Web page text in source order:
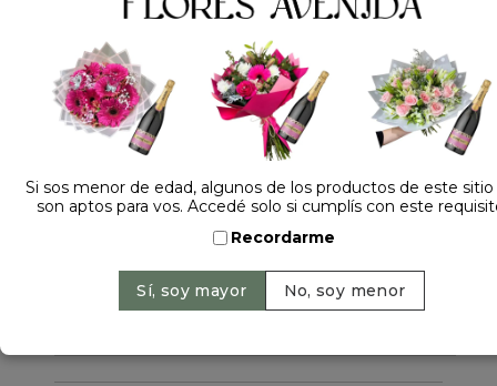
Dejá tu opinión
Si sos menor de edad, algunos de los productos de este
son aptos para vos. Accedé solo si cumplís con este
Recordarme